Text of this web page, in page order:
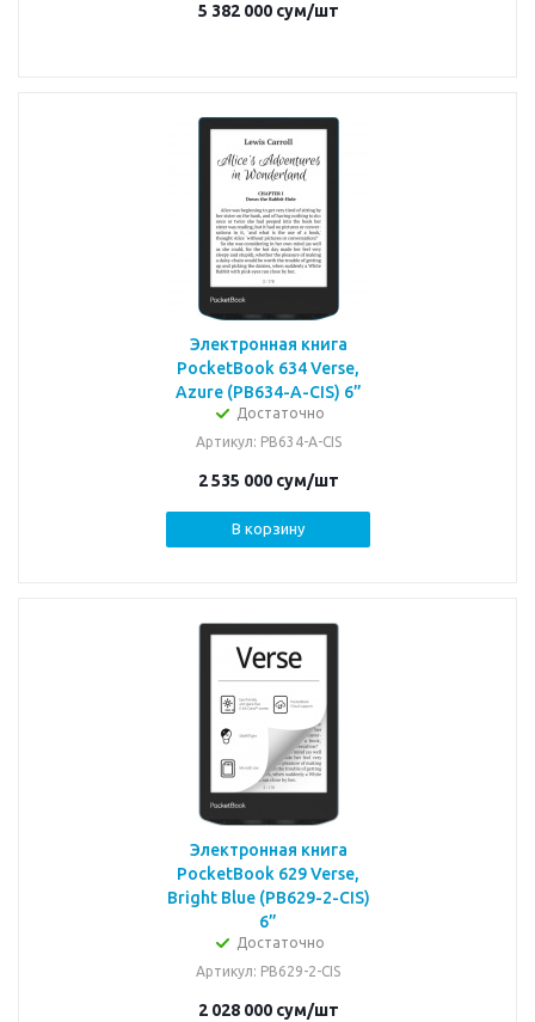
5 382 000сум/шт
Электронная книга
PocketBook 634 Verse,
Azure (PB634-A-CIS) 6”
Достаточно
Артикул: PB634-A-CIS
2 535 000сум/шт
В корзину
Электронная книга
PocketBook 629 Verse,
Bright Blue (PB629-2-CIS)
6”
Достаточно
Артикул: PB629-2-CIS
2 028 000сум/шт